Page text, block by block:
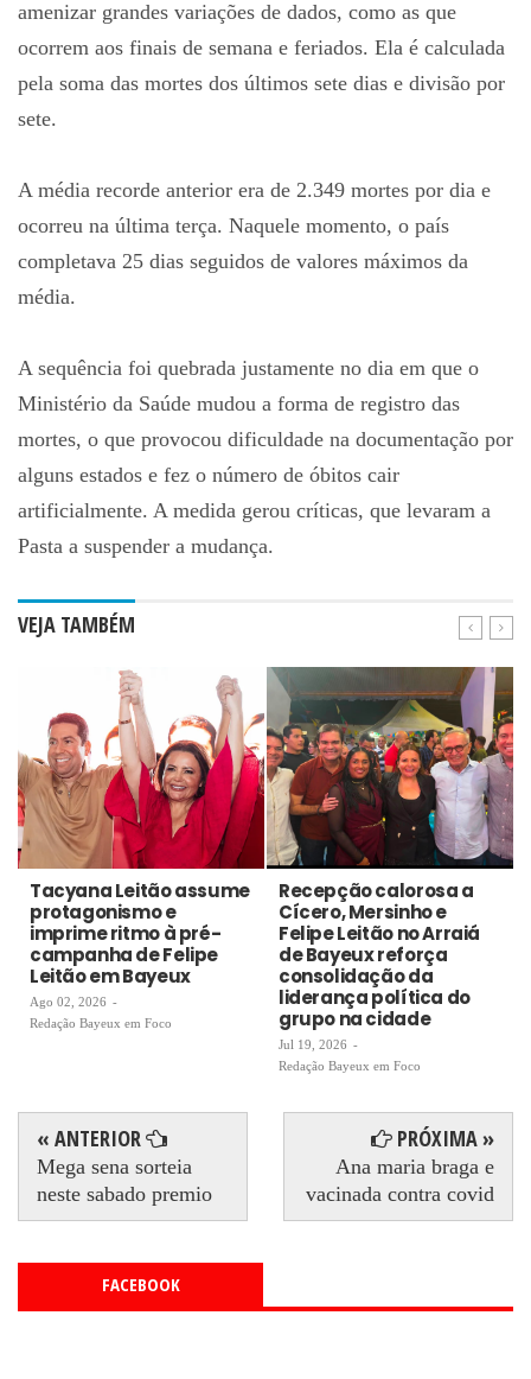
amenizar grandes variações de dados, como as que
ocorrem aos finais de semana e feriados. Ela é calculada
pela soma das mortes dos últimos sete dias e divisão por
sete.
A média recorde anterior era de 2.349 mortes por dia e
ocorreu na última terça. Naquele momento, o país
completava 25 dias seguidos de valores máximos da
média.
A sequência foi quebrada justamente no dia em que o
Ministério da Saúde mudou a forma de registro das
mortes, o que provocou dificuldade na documentação por
alguns estados e fez o número de óbitos cair
artificialmente. A medida gerou críticas, que levaram a
Pasta a suspender a mudança.
VEJA TAMBÉM
Tacyana Leitão assume
protagonismo e
imprime ritmo à pré-
campanha de Felipe
Leitão em Bayeux
Ago 02, 2026 -
Redação Bayeux em Foco
Recepção calorosa a
Cícero, Mersinho e
Felipe Leitão no Arraiá
de Bayeux reforça
consolidação da
liderança política do
grupo na cidade
Jul 19, 2026 -
Redação Bayeux em Foco
« ANTERIOR
Mega sena sorteia
neste sabado premio
PRÓXIMA »
Ana maria braga e
vacinada contra covid
FACEBOOK